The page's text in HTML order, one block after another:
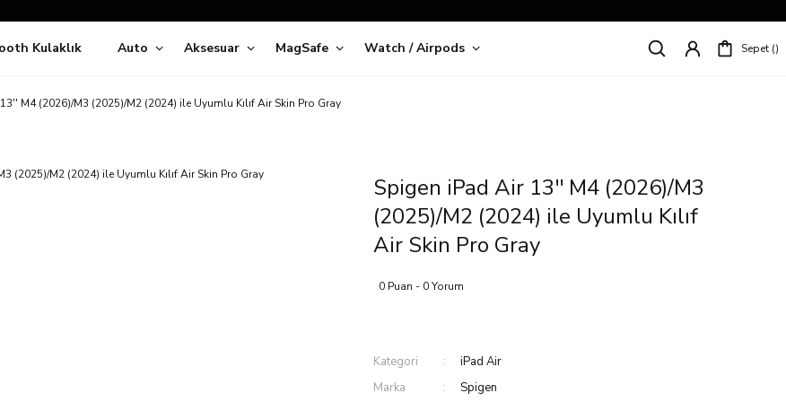
Siparişleriniz
5 İş Günü İçerisinde Kargoda!
Ödeme Kolaylığı, Kredi Kartı ile Taksitli Hızlı ve Güvenli Alışveriş!
Süper İndirimli Fiyatlar
Kulaklık Auto Aksesuar MagSafe Watch / Airpods Sepet
M4 (2026)/M3 (2025)/M2 (2024) ile Uyumlu Kılıf Air Skin Pro Gray
Spigen iPad Air 13'' M4 (2026)/M3
(2025)/M2 (2024) ile Uyumlu Kılıf
Air Skin Pro Gray
0 Puan - 0 Yorum
Kategori
iPad Air
Marka
Spigen